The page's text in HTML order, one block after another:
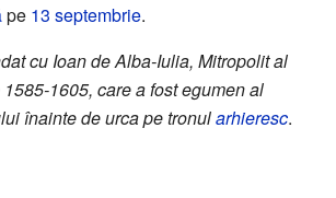
pe 13 septembrie.
cu Ioan de Alba-Iulia, Mitropolit al
1605, care a fost egumen al
înainte de urca pe tronularhieresc.